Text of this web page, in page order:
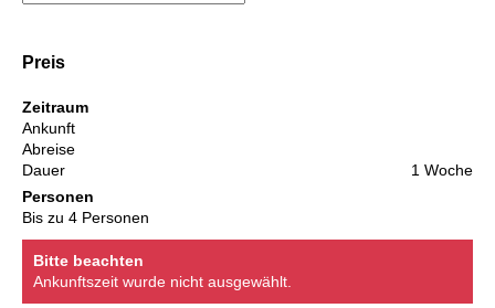
Preis
Zeitraum
Ankunft
Abreise
Dauer
1 Woche
Personen
Bis zu 4 Personen
Bitte beachten
Ankunftszeit wurde nicht ausgewählt.